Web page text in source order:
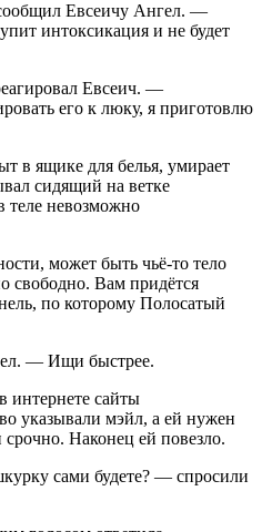
Евсеичу Ангел. —
интоксикация и не будет
Евсеич. —
его к люку, я приготовлю
в ящике для белья, умирает
сидящий на ветке
невозможно
может быть чьё-то тело
свободно. Вам придётся
по которому Полосатый
— Ищи быстрее.
интернете сайты
указывали мэйл, а ей нужен
Наконец ей повезло.
сами будете? — спросили